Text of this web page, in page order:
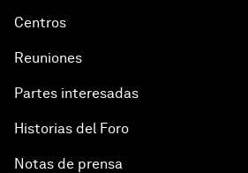
Centros
Reuniones
Partes interesadas
Historias del Foro
Notas de prensa